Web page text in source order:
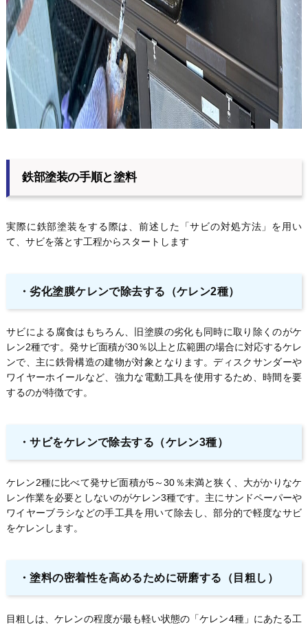
鉄部塗装の手順と塗料
実際に鉄部塗装をする際は、前述した「サビの対処方法」を用い
て、サビを落とす工程からスタートします
・劣化塗膜ケレンで除去する（ケレン2種）
サビによる腐食はもちろん、旧塗膜の劣化も同時に取り除くのがケ
レン2種です。発サビ面積が30％以上と広範囲の場合に対応するケレ
ンで、主に鉄骨構造の建物が対象となります。ディスクサンダーや
ワイヤーホイールなど、強力な電動工具を使用するため、時間を要
するのが特徴です。
・サビをケレンで除去する（ケレン3種）
ケレン2種に比べて発サビ面積が5～30％未満と狭く、大がかりなケ
レン作業を必要としないのがケレン3種です。主にサンドペーパーや
ワイヤーブラシなどの手工具を用いて除去し、部分的で軽度なサビ
をケレンします。
・塗料の密着性を高めるために研磨する（目粗し）
目粗しは、ケレンの程度が最も軽い状態の「ケレン4種」にあたる工